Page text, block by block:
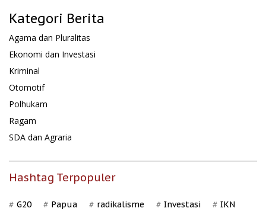
Kategori Berita
Agama dan Pluralitas
Ekonomi dan Investasi
Kriminal
Otomotif
Polhukam
Ragam
SDA dan Agraria
Hashtag Terpopuler
G20 Papua radikalisme Investasi IKN